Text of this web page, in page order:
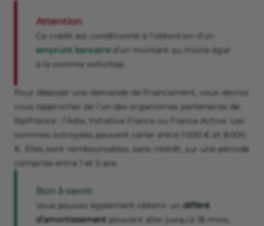
Attention
Ce crédit est conditionné à l’obtention d’un
emprunt bancaired’un montant au moins égal
à la somme sollicitée.
Pour déposer une demande de financement, vous devrez
vous rapprocher de l’un des organismes partenaires de
BpiFrance : l’Adie, Initiative France ou France Active. Les
sommes octroyées peuvent varier entre 1 000 € et 8 000
€. Elles sont remboursables, sans intérêt, sur une période
comprise entre 1 et 5 ans.
Bon à savoir
Vous pouvez également obtenir un différé
d’amortissement pouvant aller jusqu’à 18 mois,